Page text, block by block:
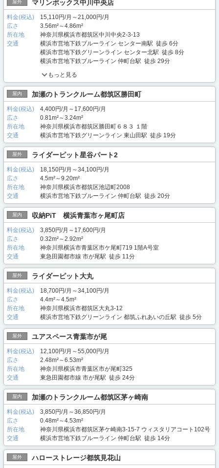
屋外 マリンボックス中川中央店
料金(税込)
15,110円/月～21,000円/月
広さ
3.56m²～4.86m²
所在地
神奈川県横浜市都筑区中川中央2-3-13
交通
横浜市営地下鉄ブルーライン センター南駅 徒歩 6分
横浜市営地下鉄グリーンライン センター北駅 徒歩 8分
横浜市営地下鉄ブルーライン 仲町台駅 徒歩 29分
もっと見る
屋内 加瀬のトランクルーム都筑区勝田町
料金(税込)
4,400円/月～17,600円/月
広さ
0.81m²～3.24m²
所在地
神奈川県横浜市都筑区勝田町６８３ １階
交通
横浜市営地下鉄グリーンライン 東山田駅 徒歩 19分
屋外 ライダーピット星谷パート2
料金(税込)
18,150円/月～34,100円/月
広さ
4.5m²～9.20m²
所在地
神奈川県横浜市都筑区池辺町2008
交通
横浜市営地下鉄ブルーライン 仲町台駅 徒歩 20分
屋内 収納PiT 横浜青葉市ヶ尾町店
料金(税込)
3,850円/月～17,600円/月
広さ
0.32m²～2.92m²
所在地
神奈川県横浜市青葉区市ケ尾町719 1階A号室
交通
東急田園都市線 市が尾駅 徒歩 11分
屋外 ライダーピット大丸
料金(税込)
18,700円/月～34,100円/月
広さ
4.4m²～4.5m²
所在地
神奈川県横浜市都筑区大丸3-12
交通
横浜市営地下鉄グリーンライン 都筑ふれあいの丘駅 徒歩 5分
屋外 ユアスペース青葉市が尾
料金(税込)
12,100円/月～55,000円/月
広さ
2.48m²～6.53m²
所在地
神奈川県横浜市青葉区市が尾町325
交通
東急田園都市線 市が尾駅 徒歩 24分
屋内 加瀬のトランクルーム都筑区茅ヶ崎南
料金(税込)
3,850円/月～36,850円/月
広さ
0.48m²～4.53m²
所在地
神奈川県横浜市都筑区茅ケ崎南3-15-7 ウィスタリアコート102号
交通
横浜市営地下鉄ブルーライン 仲町台駅 徒歩 14分
屋外 ハローストレージ都筑見花山